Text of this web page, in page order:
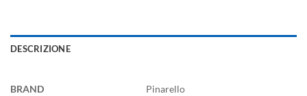
DESCRIZIONE
BRAND Pinarello